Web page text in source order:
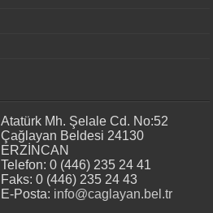
Atatürk Mh. Şelale Cd. No:52
Çağlayan Beldesi 24130
ERZİNCAN
Telefon: 0 (446) 235 24 41
Faks: 0 (446) 235 24 43
E-Posta: info@caglayan.bel.tr